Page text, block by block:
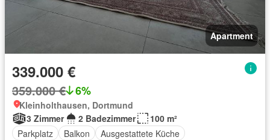
Apartment
339.000 €
359.000 € 6%
Kleinholthausen, Dortmund
3 Zimmer
2 Badezimmer
100 m²
Parkplatz
Balkon Ausgestattete Küche